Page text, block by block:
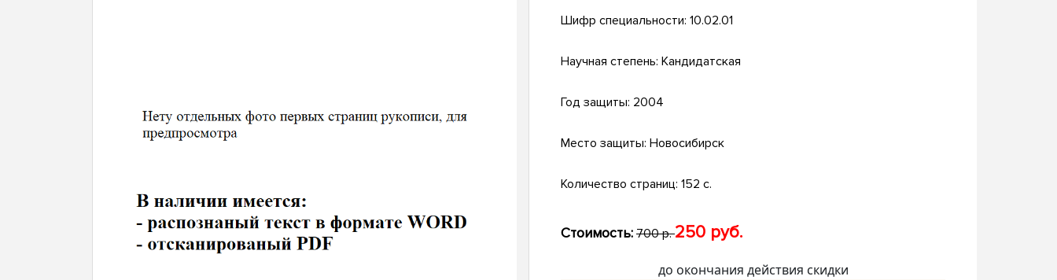
Шифр специальности: 10.02.01
Научная степень: Кандидатская
Год защиты: 2004
Место защиты: Новосибирск
Количество страниц: 152 с.
Стоимость: 700 р.250 руб.
до окончания действия скидки